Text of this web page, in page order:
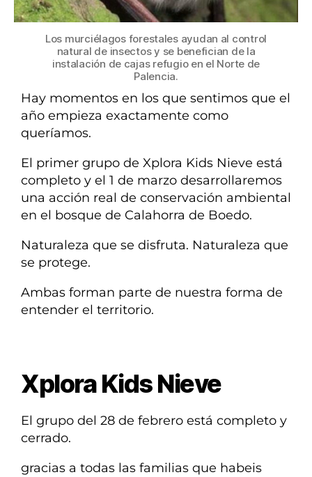
Los murciélagos forestales ayudan al control
natural de insectos y se benefician de la
instalación de cajas refugio en el Norte de
Palencia.
Hay momentos en los que sentimos que el
año empieza exactamente como
queríamos.
El primer grupo de Xplora Kids Nieve está
completo y el 1 de marzo desarrollaremos
una acción real de conservación ambiental
en el bosque de Calahorra de Boedo.
Naturaleza que se disfruta. Naturaleza que
se protege.
Ambas forman parte de nuestra forma de
entender el territorio.
Xplora Kids Nieve
El grupo del 28 de febrero está completo y
cerrado.
gracias a todas las familias que habeis